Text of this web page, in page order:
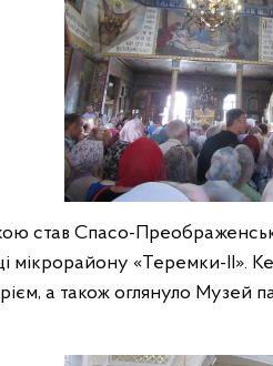
став Спасо-
мікрорайону «Теремки-ІІ».
а також оглянуло Музей